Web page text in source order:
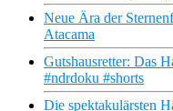
Neue Ära der
Atacama
Gutshausretter: Das
#ndrdoku #shorts
Die spektakulärsten